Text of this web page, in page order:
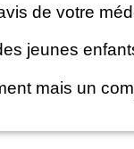
de votre
jeunes
mais un